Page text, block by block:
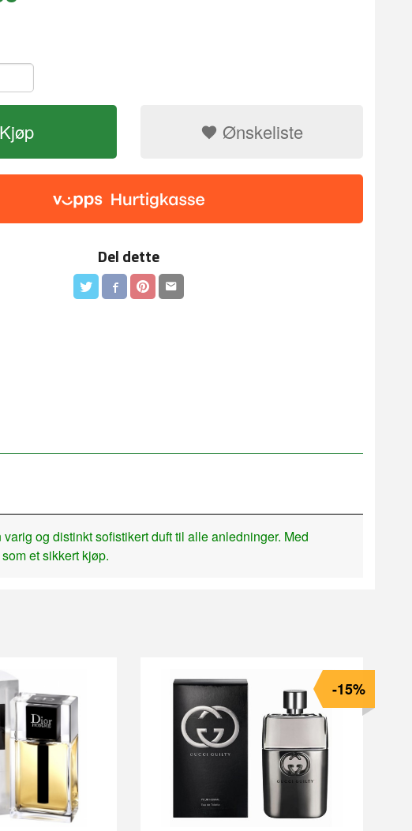
Kjøp Ønskeliste
Del dette
og distinkt sofistikert duft til alle anledninger. Med
et sikkert kjøp.
-15%